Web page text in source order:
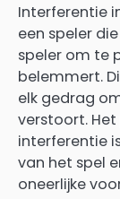
Interferentie
een speler
speler om te
belemmert.
elk gedrag
verstoort.
interferentie
van het spel
oneerlijke